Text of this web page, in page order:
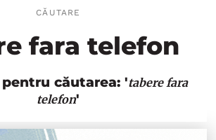
CĂUTARE
fara telefon
căutarea: 'tabere fara
telefon'